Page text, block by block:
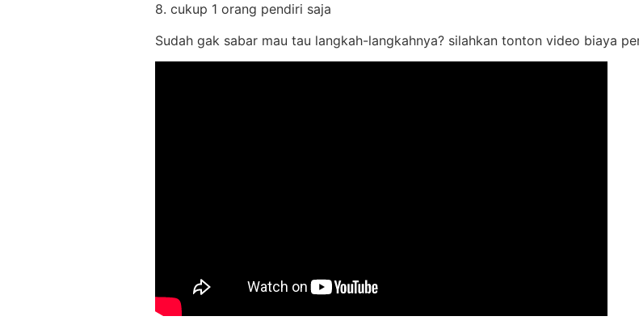
8. cukup 1 orang pendiri saja
Sudah gak sabar mau tau langkah-langkahnya? silahkan tonton video biaya